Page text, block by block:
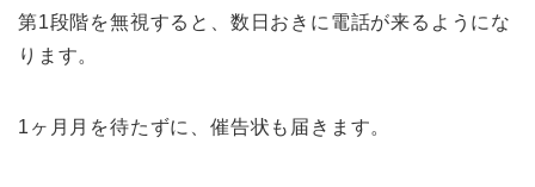
第1段階を無視すると、数日おきに電話が来るようにな
ります。
1ヶ月月を待たずに、催告状も届きます。